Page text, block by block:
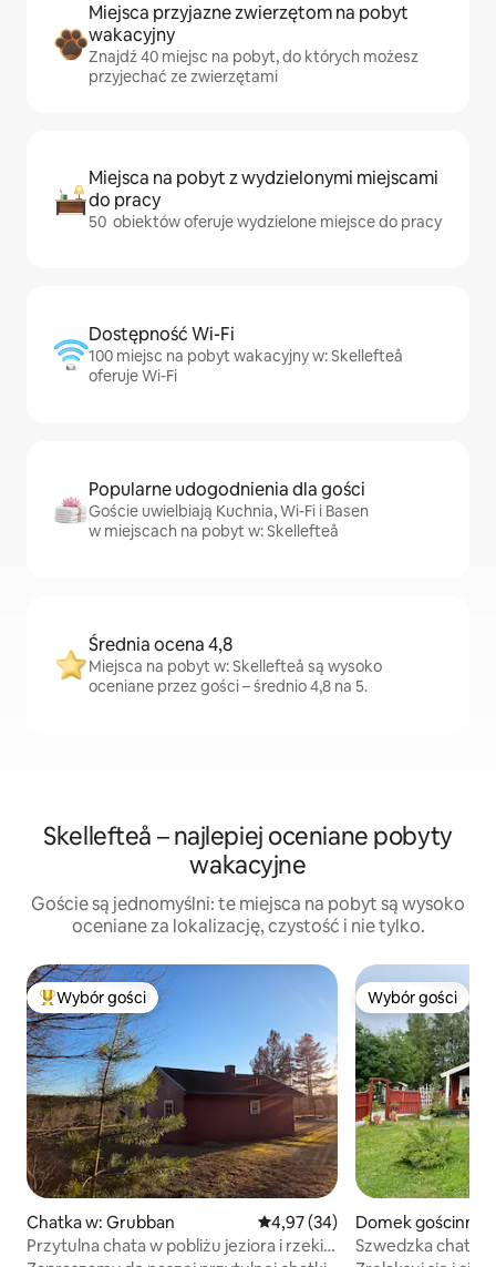
Miejsca przyjazne zwierzętom na pobyt
wakacyjny
Znajdź 40 miejsc na pobyt, do których możesz
przyjechać ze zwierzętami
Miejsca na pobyt z wydzielonymi miejscami
do pracy
50 obiektów oferuje wydzielone miejsce do pracy
Dostępność Wi-Fi
100 miejsc na pobyt wakacyjny w: Skellefteå
oferuje Wi-Fi
Popularne udogodnienia dla gości
Goście uwielbiają Kuchnia, Wi-Fi i Basen
w miejscach na pobyt w: Skellefteå
Średnia ocena 4,8
Miejsca na pobyt w: Skellefteå są wysoko
oceniane przez gości – średnio 4,8 na 5.
Skellefteå – najlepiej oceniane pobyty
wakacyjne
Goście są jednomyślni: te miejsca na pobyt są wysoko
oceniane za lokalizację, czystość i nie tylko.
Najpopularniejsze z kategorii Wybór gości
Wybór gości
Chatka w: Grubban Średnia ocena: 4,97 na 5,
4,97 (34)
Przytulna chata w pobliżu jeziora i rzeki,
Wybór gości
Wybór gości
Domek gościnny
å
Szwedzka chatka